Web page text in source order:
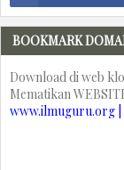
BOOKMARK
Download di web
Mematikan
www.ilmuguru.org